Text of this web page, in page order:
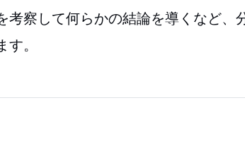
考察して何らかの結論を導くなど、
。